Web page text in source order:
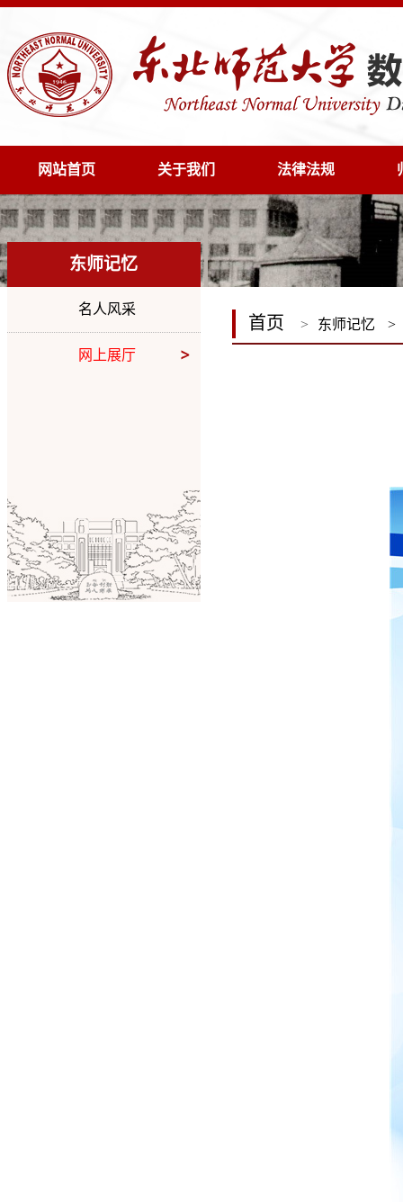
网站首页 关于我们 法律法规
东师记忆
名人风采
网上展厅
首页 > 东师记忆 >